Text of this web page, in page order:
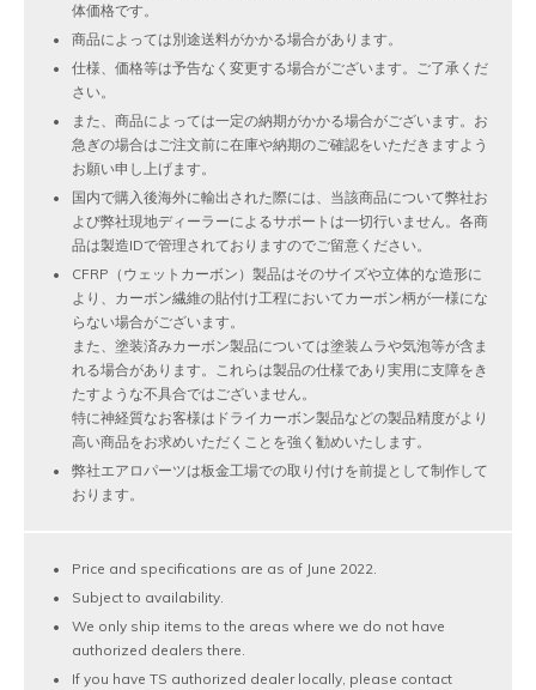
体価格です。
商品によっては別途送料がかかる場合があります。
仕様、価格等は予告なく変更する場合がございます。ご了承くだ
さい。
また、商品によっては一定の納期がかかる場合がございます。お
急ぎの場合はご注文前に在庫や納期のご確認をいただきますよう
お願い申し上げます。
国内で購入後海外に輸出された際には、当該商品について弊社お
よび弊社現地ディーラーによるサポートは一切行いません。各商
品は製造IDで管理されておりますのでご留意ください。
CFRP（ウェットカーボン）製品はそのサイズや立体的な造形に
より、カーボン繊維の貼付け工程においてカーボン柄が一様にな
らない場合がございます。
また、塗装済みカーボン製品については塗装ムラや気泡等が含ま
れる場合があります。これらは製品の仕様であり実用に支障をき
たすような不具合ではございません。
特に神経質なお客様はドライカーボン製品などの製品精度がより
高い商品をお求めいただくことを強く勧めいたします。
弊社エアロパーツは板金工場での取り付けを前提として制作して
おります。
Price and specifications are as of June 2022.
Subject to availability.
We only ship items to the areas where we do not have
authorized dealers there.
If you have TS authorized dealer locally, please contact